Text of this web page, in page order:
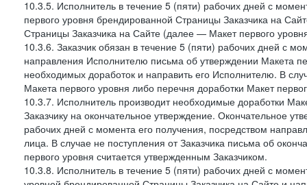
10.3.5. Исполнитель в течение 5 (пяти) рабочих дней с
первого уровня брендированной Страницы Заказчика на
Страницы Заказчика на Сайте (далее — Макет первого
10.3.6. Заказчик обязан в течение 5 (пяти) рабочих дней с
направления Исполнителю письма об утверждении Макета
необходимых доработок и направить его Исполнителю. В
Макета первого уровня либо перечня доработки Макет
10.3.7. Исполнитель производит необходимые доработки
Заказчику на окончательное утверждение. Окончательное
рабочих дней с момента его получения, посредством
лица. В случае не поступления от Заказчика письма об
первого уровня считается утвержденным Заказчиком.
10.3.8. Исполнитель в течение 5 (пяти) рабочих дней с